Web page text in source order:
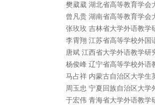
樊葳葳 湖北省高等教育学会
曾凡贵 湖南省高等教育学会
张玫玫 吉林省大学外语教学
李霄翔 江苏省高等学校外国
唐斌 江西省大学外语教学研
杨俊峰 辽宁省高等学校外语
马占祥 内蒙古自治区大学生
周玉忠 宁夏回族自治区大学
于宏伟 青海省大学外语教学